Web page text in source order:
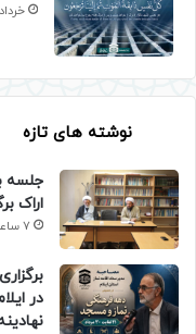
خرداد 9, 1401
نوشته های تازه
جلسه
اراک
7 ساعت پیش
در